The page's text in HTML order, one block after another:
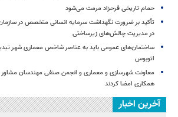
حمام تاریخی فرحزاد مرمت می‌شود
تأکید بر ضرورت نگهداشت سرمایه انسانی متخصص در سازمان
در مدیریت چالش‌های زیرساختی
ساختمان‌های عمومی باید به عناصر شاخص معماری شهر
اتوبوس
معاونت شهرسازی و معماری و انجمن صنفی مهندسان مشاور
همکاری امضا کردند
آخرین اخبار